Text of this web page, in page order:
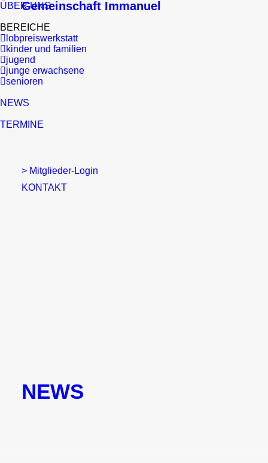
Gemeinschaft Immanuel
ÜBER UNS
BEREICHE
lobpreiswerkstatt
kinder und familien
jugend
junge erwachsene
senioren
NEWS
TERMINE
> Mitglieder-Login
KONTAKT
NEWS